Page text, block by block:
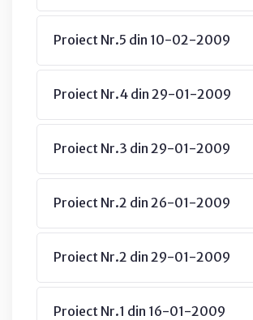
Proiect Nr.5 din 10-02-2009
Proiect Nr.4 din 29-01-2009
Proiect Nr.3 din 29-01-2009
Proiect Nr.2 din 26-01-2009
Proiect Nr.2 din 29-01-2009
Proiect Nr.1 din 16-01-2009